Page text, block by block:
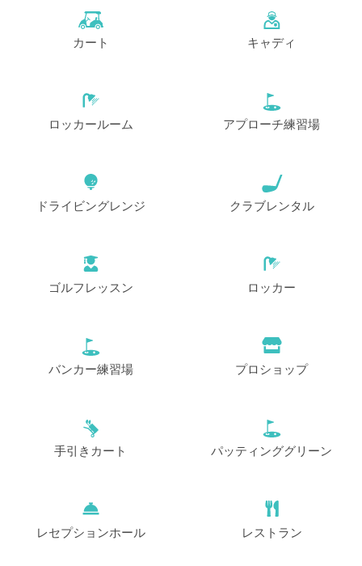
カート キャディ
ロッカールーム アプローチ練習場
ドライビングレンジ クラブレンタル
ゴルフレッスン ロッカー
バンカー練習場 プロショップ
手引きカート パッティンググリーン
レセプションホール レストラン